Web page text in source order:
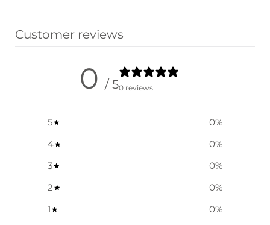
Customer reviews
0 / 50 reviews
5 0%
4
0%
3
0%
2
0%
1
0%